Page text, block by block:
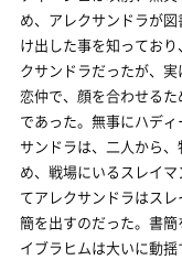
め、アレクサンドラが
け出した事を知ってお
クサンドラだったが、
恋仲で、顔を合わせる
であった。無事にハデ
サンドラは、二人から
め、戦場にいるスレイ
てアレクサンドラはス
簡を出すのだった。書
イブラヒムは大いに動